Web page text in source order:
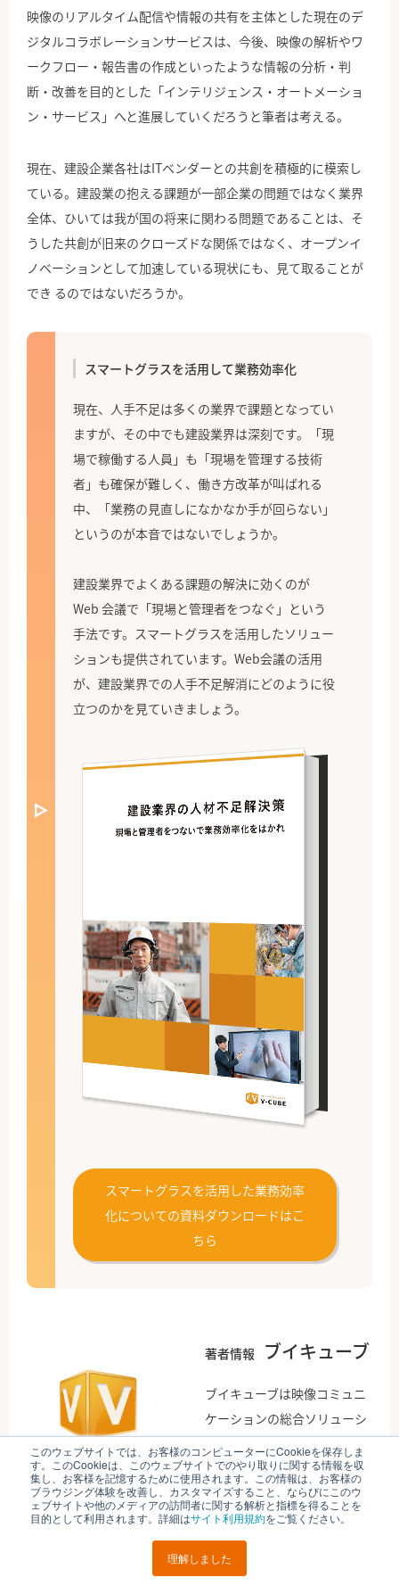
このウェブサイトでは、お客様のコンピューターにCookieを保存しま
す。このCookieは、このウェブサイトでのやり取りに関する情報を収
集し、お客様を記憶するために使用されます。この情報は、お客様の
ブラウジング体験を改善し、カスタマイズすること、ならびにこのウ
ェブサイトや他のメディアの訪問者に関する解析と指標を得ることを
目的として利用されます。詳細はサイト利用規約をご覧ください。
理解しました
映像のリアルタイム配信や情報の共有を主体とした現在のデ
ジタルコラボレーションサービスは、今後、映像の解析やワ
ークフロー・報告書の作成といったような情報の分析・判
断・改善を目的とした「インテリジェンス・オートメーショ
ン・サービス」へと進展していくだろうと筆者は考える。
現在、建設企業各社はITベンダーとの共創を積極的に模索し
ている。建設業の抱える課題が一部企業の問題ではなく業界
全体、ひいては我が国の将来に関わる問題であることは、そ
うした共創が旧来のクローズドな関係ではなく、オープンイ
ノベーションとして加速している現状にも、見て取ることが
でき るのではないだろうか。
スマートグラスを活用して業務効率化
現在、人手不足は多くの業界で課題となってい
ますが、その中でも建設業界は深刻です。「現
場で稼働する人員」も「現場を管理する技術
者」も確保が難しく、働き方改革が叫ばれる
中、「業務の見直しになかなか手が回らない」
というのが本音ではないでしょうか。
建設業界でよくある課題の解決に効くのが
Web 会議で「現場と管理者をつなぐ」という
手法です。スマートグラスを活用したソリュー
ションも提供されています。Web会議の活用
が、建設業界での人手不足解消にどのように役
立つのかを見ていきましょう。
スマートグラスを活用した業務効率
化についての資料ダウンロードはこ
ちら
著者情報 ブイキューブ
ブイキューブは映像コミュニ
ケーションの総合ソリューシ
ョンプロバイダとして、世界
中どこにいても働ける働き
方・環境の実現を目指してい
ます。創業時よりテレワーク
を活用し、2016年には総務省
「テレワーク先駆者百選 総